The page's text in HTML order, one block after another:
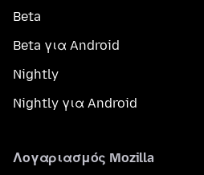
Beta
Beta για Android
Nightly
Nightly για Android
Λογαριασμός Mozilla